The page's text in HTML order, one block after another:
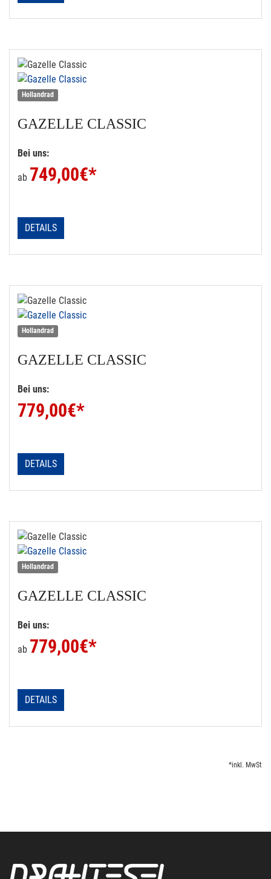
Hollandrad
GAZELLE CLASSIC
Bei uns:
ab 749,00€*
DETAILS
Hollandrad
GAZELLE CLASSIC
Bei uns:
779,00€*
DETAILS
Hollandrad
GAZELLE CLASSIC
Bei uns:
ab 779,00€*
DETAILS
*inkl. MwSt